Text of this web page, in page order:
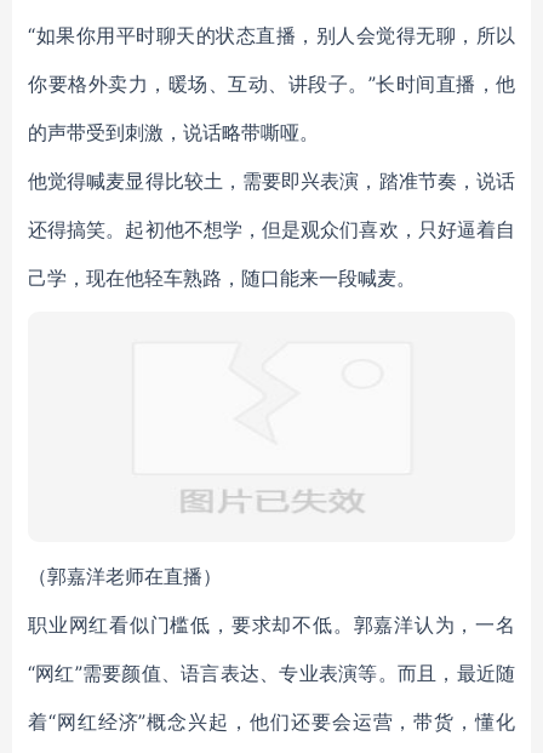
“如果你用平时聊天的状态直播，别人会觉得无聊，所以
你要格外卖力，暖场、互动、讲段子。”长时间直播，他
的声带受到刺激，说话略带嘶哑。
他觉得喊麦显得比较土，需要即兴表演，踏准节奏，说话
还得搞笑。起初他不想学，但是观众们喜欢，只好逼着自
己学，现在他轻车熟路，随口能来一段喊麦。
（郭嘉洋老师在直播）
职业网红看似门槛低，要求却不低。郭嘉洋认为，一名
“网红”需要颜值、语言表达、专业表演等。而且，最近随
着“网红经济”概念兴起，他们还要会运营，带货，懂化